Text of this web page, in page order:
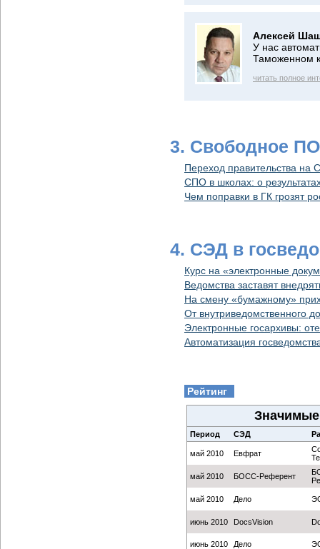
Алексей
У нас
Таможенном
читать полное
3. Свободное
Переход правительства на
СПО в школах: о
Чем поправки в ГК грозят
4. СЭД в
Курс на «электронные
Ведомства заставят
На смену «бумажному»
От внутриведомственного
Электронные госархивы:
Автоматизация
Рейтинг
Период СЭД
май 2010 Евфрат
май 2010 БОСС-Референт
май 2010 Дело
июнь 2010 DocsVision
июнь 2010 Дело